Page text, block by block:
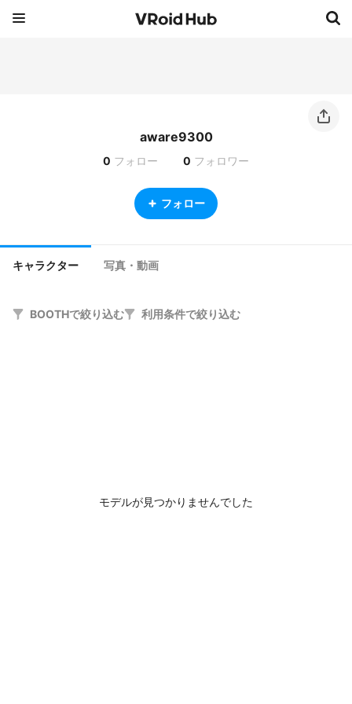
aware9300
0 フォロー 0 フォロワー
フォロー
キャラクター 写真・動画
BOOTHで絞り込む 利用条件で絞り込む
モデルが見つかりませんでした